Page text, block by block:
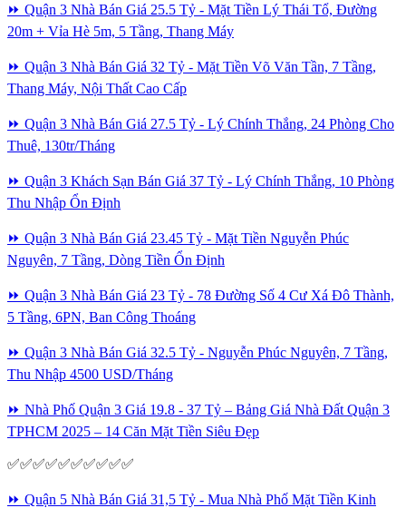
⏩ Quận 3 Nhà Bán Giá 25.5 Tỷ - Mặt Tiền Lý Thái Tổ, Đường
20m + Vỉa Hè 5m, 5 Tầng, Thang Máy
⏩ Quận 3 Nhà Bán Giá 32 Tỷ - Mặt Tiền Võ Văn Tần, 7 Tầng,
Thang Máy, Nội Thất Cao Cấp
⏩ Quận 3 Nhà Bán Giá 27.5 Tỷ - Lý Chính Thắng, 24 Phòng Cho
Thuê, 130tr/Tháng
⏩ Quận 3 Khách Sạn Bán Giá 37 Tỷ - Lý Chính Thắng, 10 Phòng
Thu Nhập Ổn Định
⏩ Quận 3 Nhà Bán Giá 23.45 Tỷ - Mặt Tiền Nguyễn Phúc
Nguyên, 7 Tầng, Dòng Tiền Ổn Định
⏩ Quận 3 Nhà Bán Giá 23 Tỷ - 78 Đường Số 4 Cư Xá Đô Thành,
5 Tầng, 6PN, Ban Công Thoáng
⏩ Quận 3 Nhà Bán Giá 32.5 Tỷ - Nguyễn Phúc Nguyên, 7 Tầng,
Thu Nhập 4500 USD/Tháng
⏩ Nhà Phố Quận 3 Giá 19.8 - 37 Tỷ – Bảng Giá Nhà Đất Quận 3
TPHCM 2025 – 14 Căn Mặt Tiền Siêu Đẹp
✅✅✅✅✅✅✅✅✅✅
⏩ Quận 5 Nhà Bán Giá 31,5 Tỷ - Mua Nhà Phố Mặt Tiền Kinh